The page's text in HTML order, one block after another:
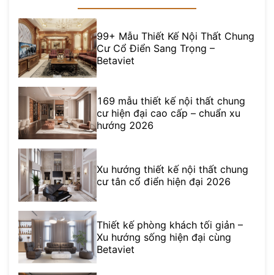
99+ Mẫu Thiết Kế Nội Thất Chung
Cư Cổ Điển Sang Trọng –
Betaviet
169 mẫu thiết kế nội thất chung
cư hiện đại cao cấp – chuẩn xu
hướng 2026
Xu hướng thiết kế nội thất chung
cư tân cổ điển hiện đại 2026
Thiết kế phòng khách tối giản –
Xu hướng sống hiện đại cùng
Betaviet